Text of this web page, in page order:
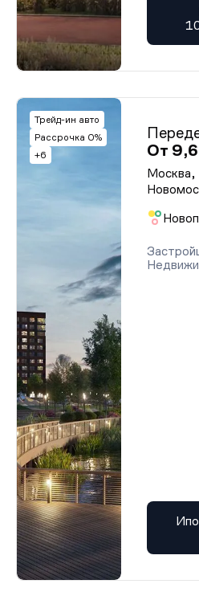
Трейд-ин авто
Рассрочка 0%
+6
От
Москва,